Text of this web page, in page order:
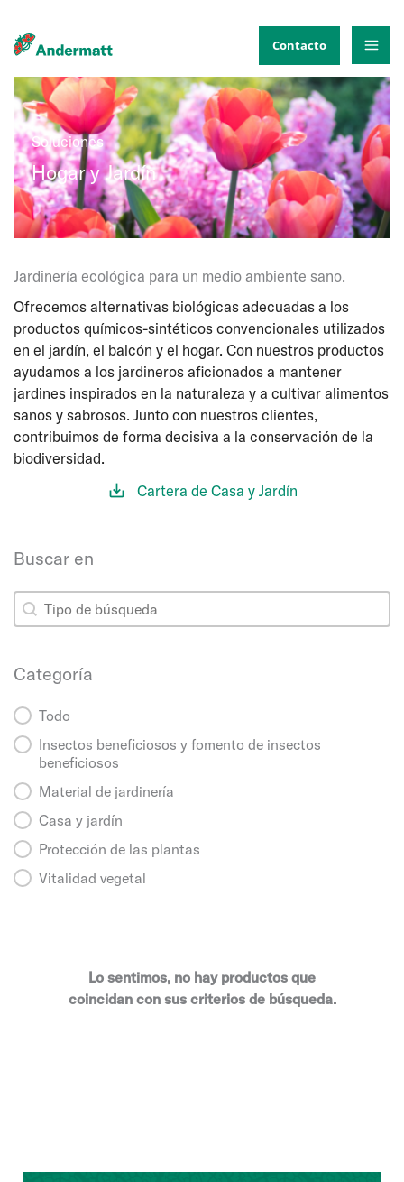
al
Contacto
Soluciones
Hogar y Jardín
Jardinería ecológica para un medio ambiente sano.
Ofrecemos alternativas biológicas adecuadas a los
productos químicos-sintéticos convencionales utilizados
en el jardín, el balcón y el hogar. Con nuestros productos
ayudamos a los jardineros aficionados a mantener
jardines inspirados en la naturaleza y a cultivar alimentos
sanos y sabrosos. Junto con nuestros clientes,
contribuimos de forma decisiva a la conservación de la
biodiversidad.
Cartera de Casa y Jardín
Buscar en
Buscar en
Buscar en
Categoría
Categoría
Todo
Insectos beneficiosos y fomento de insectos
beneficiosos
Material de jardinería
Casa y jardín
Protección de las plantas
Vitalidad vegetal
Lo sentimos, no hay productos que
coincidan con sus criterios de búsqueda.